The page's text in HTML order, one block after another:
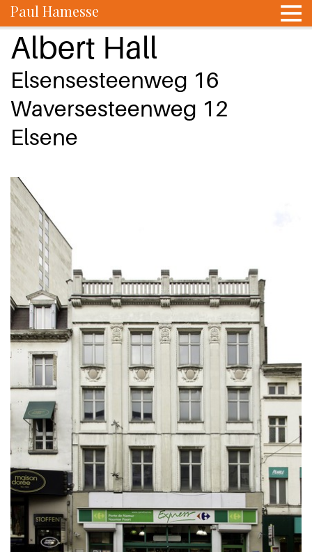
Paul Hamesse
Albert Hall
Elsensesteenweg 16
Waversesteenweg 12
Elsene